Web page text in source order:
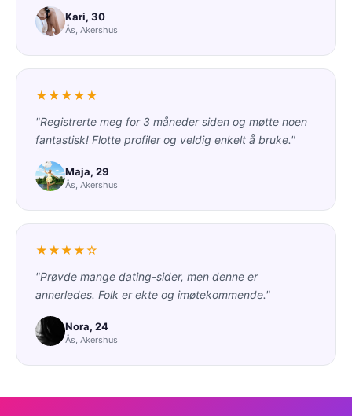
Kari, 30
Ås, Akershus
★★★★★
"Registrerte meg for 3 måneder siden og møtte noen
fantastisk! Flotte profiler og veldig enkelt å bruke."
Maja, 29
Ås, Akershus
★★★★☆
"Prøvde mange dating-sider, men denne er
annerledes. Folk er ekte og imøtekommende."
Nora, 24
Ås, Akershus